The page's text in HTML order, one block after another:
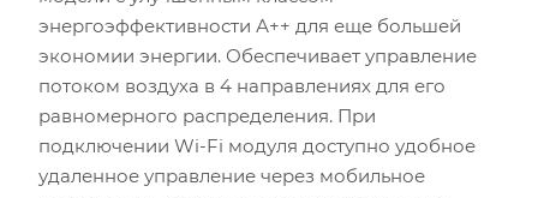
энергоэффективности А++ для еще большей
экономии энергии. Обеспечивает управление
потоком воздуха в 4 направлениях для его
равномерного распределения. При
подключении Wi-Fi модуля доступно удобное
удаленное управление через мобильное